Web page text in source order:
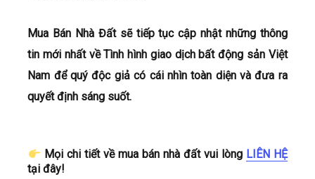
Mua Bán Nhà Đất sẽ tiếp tục cập nhật những thông
tin mới nhất vềTình hình giao dịch bất động sản Việt
Nam để quý độc giả có cái nhìn toàn diện và đưa ra
quyết định sáng suốt.
Mọi chi tiết về mua bán nhà đất vui lòng LIÊN HỆ
tại đây!